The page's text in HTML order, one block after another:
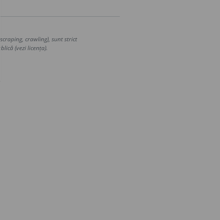
crawling), sunt strict
(vezi licența).